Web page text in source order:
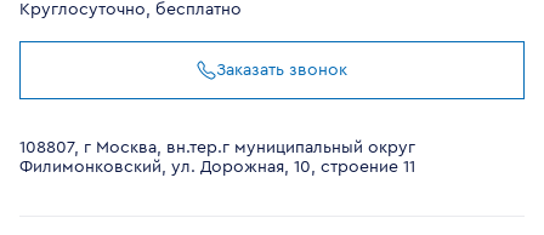
Круглосуточно, бесплатно
Заказать звонок
108807, г Москва, вн.тер.г муниципальный округ
Филимонковский, ул. Дорожная, 10, строение 11